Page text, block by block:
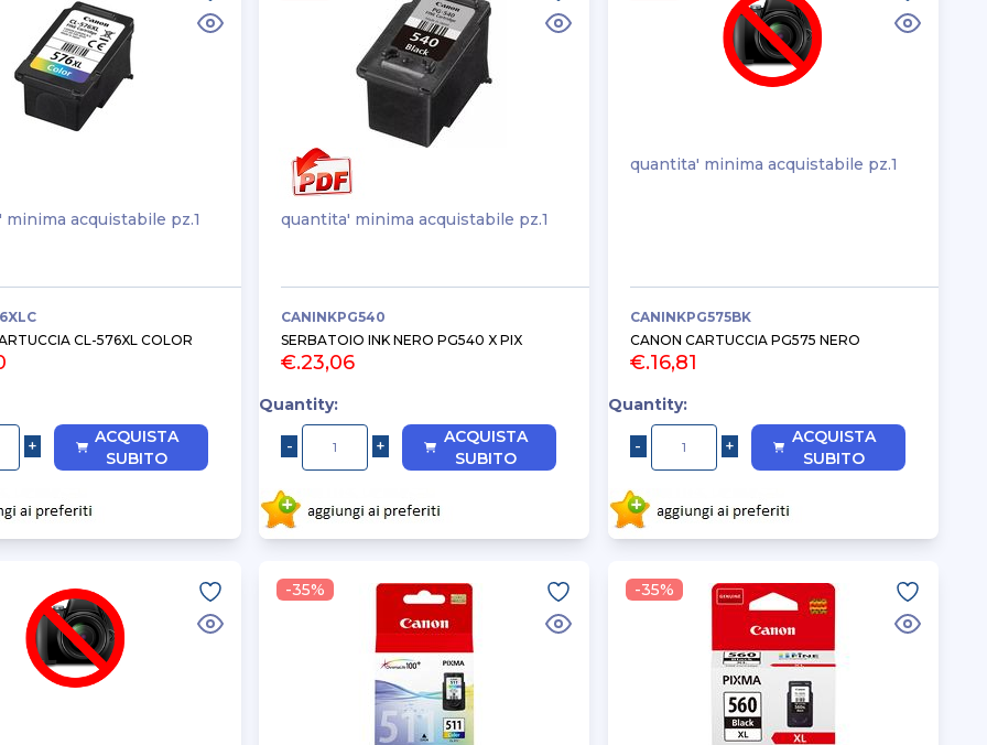
acquistabile pz.1
CL-576XL COLOR
ACQUISTA
SUBITO
quantita' minima acquistabile pz.1
CANINKPG540
SERBATOIO INK NERO PG540 X PIX
€.23,06
Quantity:
ACQUISTA
SUBITO
quantita' minima acquistabile pz.1
CANINKPG575BK
CANON CARTUCCIA PG575 NERO
€.16,81
Quantity:
ACQUISTA
SUBITO
-35% -35%